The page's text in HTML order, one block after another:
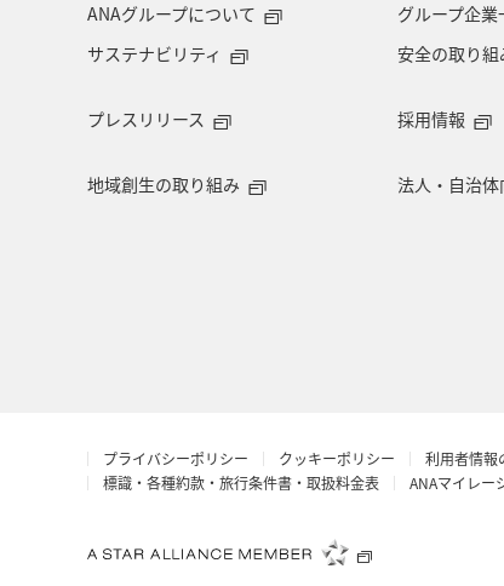
ANAグループについて グループ企業
サステナビリティ
安全の取り組
プレスリリース
採用情報
地域創生の取り組み 法人・自治
プライバシーポリシー クッキーポリシー 利用者情報
標識・各種約款・旅行条件書・取扱料金表
ANAマイレー